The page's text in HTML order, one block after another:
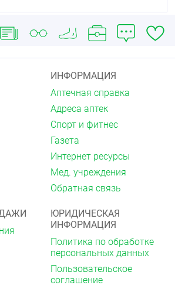
ИНФОРМАЦИЯ
Аптечная справка
Адреса аптек
Спорт и фитнес
Газета
Интернет ресурсы
Мед. учреждения
Обратная связь
ЮРИДИЧЕСКАЯ
ИНФОРМАЦИЯ
Политика по обработке
персональных данных
Пользовательское
соглашение